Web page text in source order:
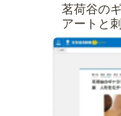
茗荷谷の
アートと